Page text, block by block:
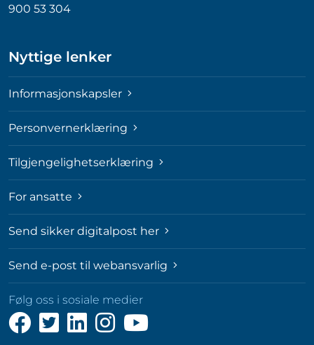
900 53 304
Nyttige lenker
Informasjonskapsler
Personvernerklæring
Tilgjengelighetserklæring
For ansatte
Send sikker digitalpost her
Send e-post til webansvarlig
Følg oss i sosiale medier
Følg
oss
Følg
oss
Følg
oss
Følg
oss
Følg
oss